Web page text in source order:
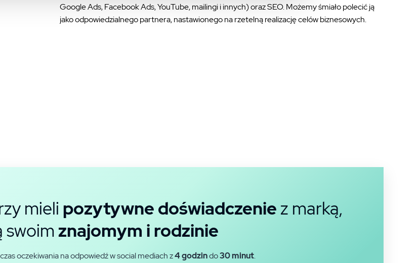
Google Ads, Facebook Ads, YouTube, mailingi i innych) oraz SEO. Możemy śmiało polecić ją
jako odpowiedzialnego partnera, nastawionego na rzetelną realizację celów biznesowych.
mieli pozytywne doświadczenie z marką,
swoimznajomym i rodzinie
oczekiwania na odpowiedź w social mediach z4 godzindo30 minut.